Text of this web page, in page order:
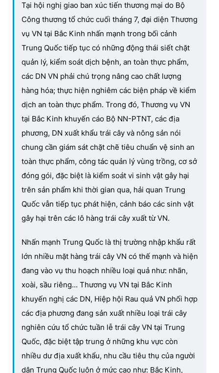
Tại hội nghị giao ban xúc tiến thương mại do Bộ
Công thương tổ chức cuối tháng 7, đại diện Thương
vụ VN tại Bắc Kinh nhấn mạnh trong bối cảnh
Trung Quốc tiếp tục có những động thái siết chặt
quản lý, kiểm soát dịch bệnh, an toàn thực phẩm,
các DN VN phải chú trọng nâng cao chất lượng
hàng hóa; thực hiện nghiêm các biện pháp về kiểm
dịch an toàn thực phẩm. Trong đó, Thương vụ VN
tại Bắc Kinh khuyến cáo Bộ NN-PTNT, các địa
phương, DN xuất khẩu trái cây và nông sản nói
chung cần giám sát chặt chẽ tiêu chuẩn vệ sinh an
toàn thực phẩm, công tác quản lý vùng trồng, cơ sở
đóng gói, đặc biệt là kiểm soát vi sinh vật gây hại
trên sản phẩm khi thời gian qua, hải quan Trung
Quốc vẫn tiếp tục phát hiện, cảnh báo các sinh vật
gây hại trên các lô hàng trái cây xuất từ VN.
Nhấn mạnh Trung Quốc là thị trường nhập khẩu rất
lớn nhiều mặt hàng trái cây VN có thế mạnh và hiện
đang vào vụ thu hoạch nhiều loại quả như: nhãn,
xoài, sầu riêng... Thương vụ VN tại Bắc Kinh
khuyến nghị các DN, Hiệp hội Rau quả VN phối hợp
các địa phương đang sản xuất nhiều loại trái cây
nghiên cứu tổ chức tuần lễ trái cây VN tại Trung
Quốc, đặc biệt tập trung ở những khu vực còn
nhiều dư địa xuất khẩu, nhu cầu tiêu thụ của người
dân Trung Quốc luôn ở mức cao như: Bắc Kinh,